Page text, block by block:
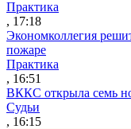
Практика
, 17:18
Экономколлегия
пожаре
Практика
, 16:51
ВККС открыла семь
Судьи
, 16:15